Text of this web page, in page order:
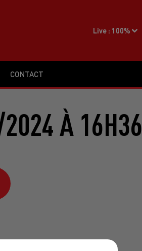
CONTACT
Live : 100%
À 16H36